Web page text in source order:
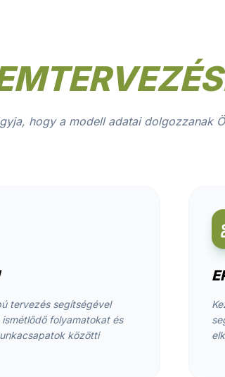
hogy a modell adatai dolgozzanak
tervezés segítségével
folyamatokat és
közötti